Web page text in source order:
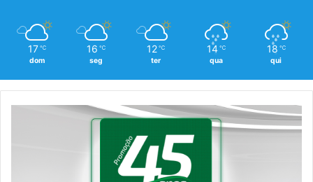
17 ℃
dom
16 ℃
seg
12 ℃
ter
14 ℃
qua
18 ℃
qui